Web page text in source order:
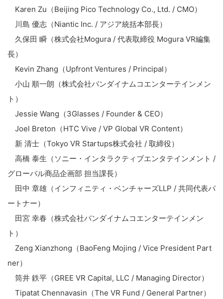
Karen Zu（Beijing Pico Technology Co., Ltd. / CMO）
川島 優志（Niantic Inc. / アジア統括本部長）
久保田 瞬（株式会社Mogura / 代表取締役 Mogura VR編集
長）
Kevin Zhang（Upfront Ventures / Principal）
小山 順一朗（株式会社バンダイナムコエンターテインメン
ト）
Jessie Wang（3Glasses / Founder & CEO）
Joel Breton（HTC Vive / VP Global VR Content）
新 清士（Tokyo VR Startups株式会社 / 取締役）
高橋 泰生（ソニー・インタラクティブエンタテインメント /
グローバル商品企画部 担当課長）
田中 章雄（インフィニティ・ベンチャーズLLP / 共同代表パ
ートナー）
田宮 幸春（株式会社バンダイナムコエンターテインメン
ト）
Zeng Xianzhong（BaoFeng Mojing / Vice President Part
ner）
筒井 鉄平（GREE VR Capital, LLC / Managing Director）
Tipatat Chennavasin（The VR Fund / General Partner）